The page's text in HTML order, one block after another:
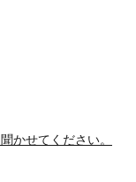
かせてください。